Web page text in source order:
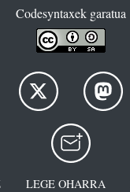
Codesyntaxek garatua
LEGE OHARRA